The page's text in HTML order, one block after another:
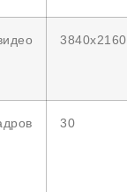
3840х2160
30